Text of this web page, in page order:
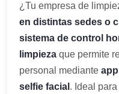
¿Tu empresa de
en distintas sedes o
sistema de control
limpieza que permite
personal mediante
selfie facial . Ideal